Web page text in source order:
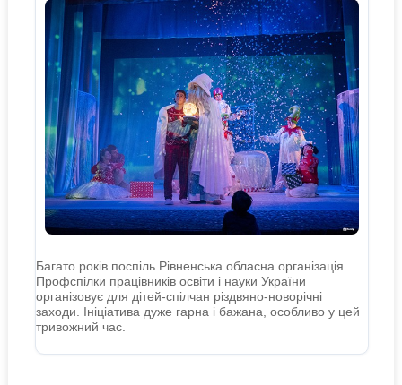
Багато років поспіль Рівненська обласна організація
Профспілки працівників освіти і науки України
організовує для дітей-спілчан різдвяно-новорічні
заходи. Ініціатива дуже гарна і бажана, особливо у цей
тривожний час.